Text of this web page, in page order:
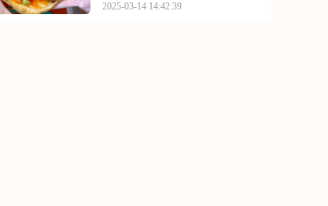
许多创业人士都对其加盟模式充满
2025-03-14 14:42:39